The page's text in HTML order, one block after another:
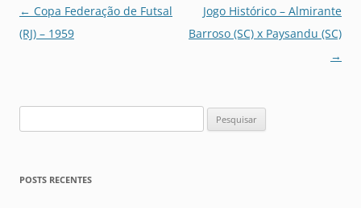
Navegação
de
← Copa Federação de Futsal
(RJ) – 1959
Jogo Histórico – Almirante
Barroso (SC) x Paysandu (SC)
→
por:
POSTS RECENTES